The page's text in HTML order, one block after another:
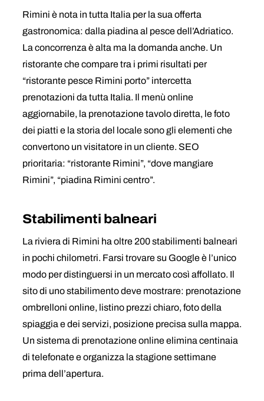
Rimini è nota in tutta Italia per la sua offerta
gastronomica: dalla piadina al pesce dell’Adriatico.
La concorrenza è alta ma la domanda anche. Un
ristorante che compare tra i primi risultati per
“ristorante pesce Rimini porto” intercetta
prenotazioni da tutta Italia. Il menù online
aggiornabile, la prenotazione tavolo diretta, le foto
dei piatti e la storia del locale sono gli elementi che
convertono un visitatore in un cliente. SEO
prioritaria: “ristorante Rimini”, “dove mangiare
Rimini”, “piadina Rimini centro”.
Stabilimenti balneari
La riviera di Rimini ha oltre 200 stabilimenti balneari
in pochi chilometri. Farsi trovare su Google è l’unico
modo per distinguersi in un mercato così affollato. Il
sito di uno stabilimento deve mostrare: prenotazione
ombrelloni online, listino prezzi chiaro, foto della
spiaggia e dei servizi, posizione precisa sulla mappa.
Un sistema di prenotazione online elimina centinaia
di telefonate e organizza la stagione settimane
prima dell’apertura.